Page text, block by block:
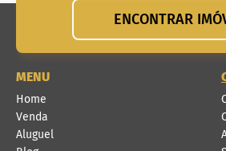
ENCONTRAR
MENU
Home
Venda
Aluguel